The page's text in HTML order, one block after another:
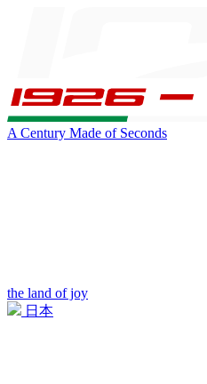
A Century Made of Seconds
the land of joy
日本